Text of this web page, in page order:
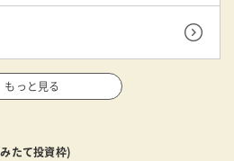
もっと見る
たて投資枠)